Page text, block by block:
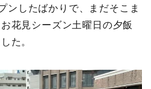
ンしたばかりで、まだそこま
花見シーズン土曜日の夕飯
た。